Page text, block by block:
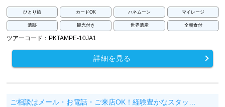
ひとり旅 カードOK ハネムーン マイレージ
遺跡 観光付き 世界遺産 全朝食付
ツアーコード：PKTAMPE-10JA1
詳細を見る
ご相談はメール・お電話・ご来店OK！経験豊かなスタッ…